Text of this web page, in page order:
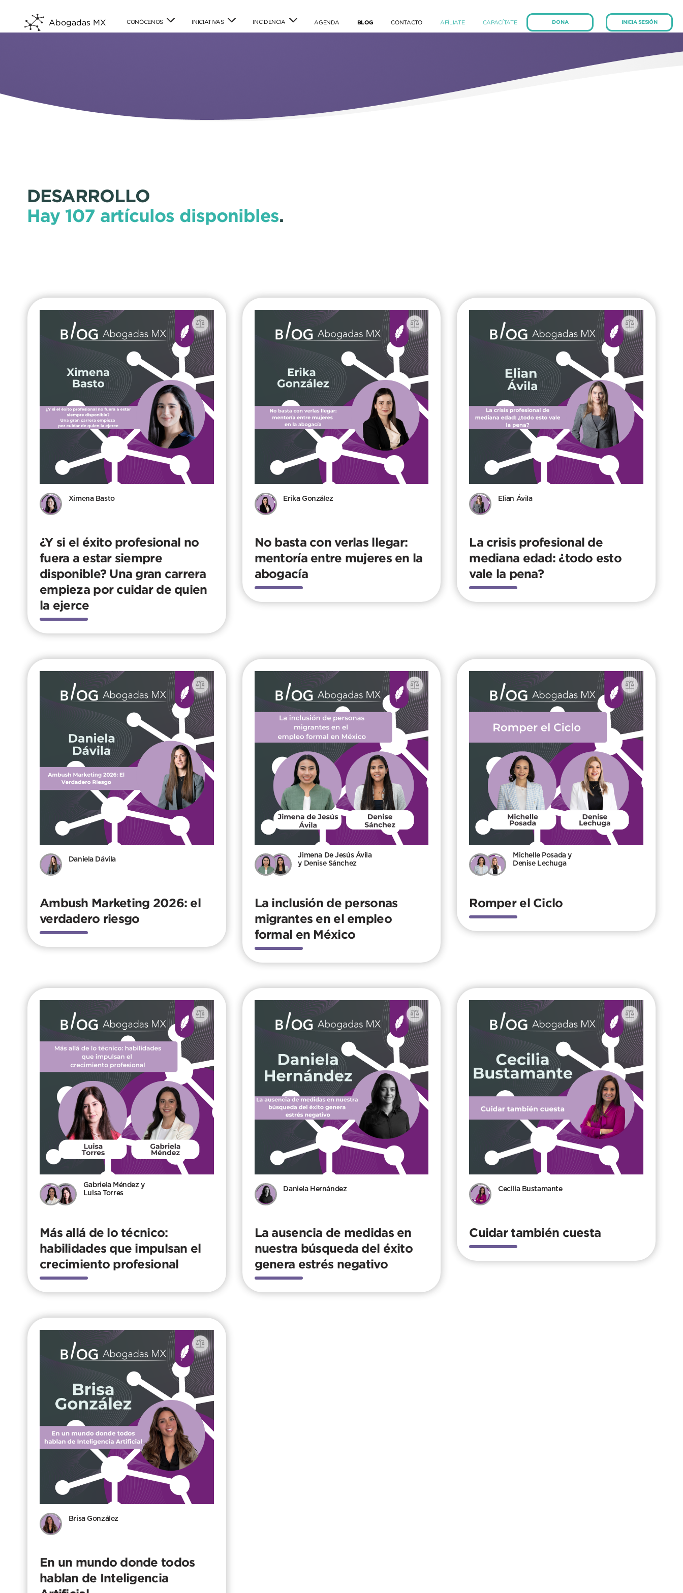
Abogadas MX CONÓCENOS INICIATIVAS INCIDENCIA AGENDA(current)BLOG(current)CONTACTO(current)AFÍLIATE(current)CAPACÍTATE(current) DONA INICIA SESIÓN
DESARROLLO
Hay 107 artículos disponibles.
Ximena Basto
¿Y si el éxito profesional no
fuera a estar siempre
disponible? Una gran carrera
empieza por cuidar de quien
la ejerce
Erika González
No basta con verlas llegar:
mentoría entre mujeres en la
abogacía
Elian Ávila
La crisis profesional de
mediana edad: ¿todo esto
vale la pena?
Daniela Dávila
Ambush Marketing 2026: el
verdadero riesgo
Jimena De Jesús Ávila
y Denise Sánchez
La inclusión de personas
migrantes en el empleo
formal en México
Michelle Posada y
Denise Lechuga
Romper el Ciclo
Gabriela Méndez y
Luisa Torres
Más allá de lo técnico:
habilidades que impulsan el
crecimiento profesional
Daniela Hernández
La ausencia de medidas en
nuestra búsqueda del éxito
genera estrés negativo
Cecilia Bustamante
Cuidar también cuesta
Brisa González
En un mundo donde todos
hablan de Inteligencia